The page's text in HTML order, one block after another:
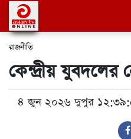
রাজনীতি
কেন্দ্রীয় যুবদলের
৪ জুন ২০২৬ দুপুর